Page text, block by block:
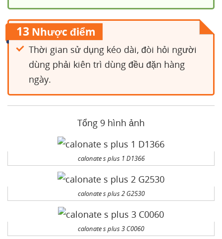
13 Nhược điểm
Thời gian sử dụng kéo dài, đòi hỏi người
dùng phải kiên trì dùng đều đặn hàng
ngày.
Tổng 9 hình ảnh
calonate s plus 1 D1366
calonate s plus 2 G2530
calonate s plus 3 C0060